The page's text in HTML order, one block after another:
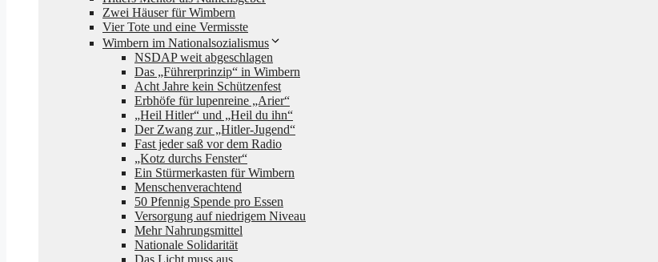
Zwei Häuser für Wimbern
Vier Tote und eine Vermisste
Wimbern im Nationalsozialismus
NSDAP weit abgeschlagen
Das „Führerprinzip“ in Wimbern
Acht Jahre kein Schützenfest
Erbhöfe für lupenreine „Arier“
„Heil Hitler“ und „Heil du ihn“
Der Zwang zur „Hitler-Jugend“
Fast jeder saß vor dem Radio
„Kotz durchs Fenster“
Ein Stürmerkasten für Wimbern
Menschenverachtend
50 Pfennig Spende pro Essen
Versorgung auf niedrigem Niveau
Mehr Nahrungsmittel
Nationale Solidarität